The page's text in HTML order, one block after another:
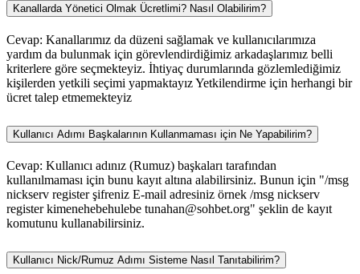
Kanallarda Yönetici Olmak Ücretlimi? Nasıl Olabilirim?
Cevap: Kanallarımız da düzeni sağlamak ve kullanıcılarımıza
yardım da bulunmak için görevlendirdiğimiz arkadaşlarımız belli
kriterlere göre seçmekteyiz. İhtiyaç durumlarında gözlemlediğimiz
kişilerden yetkili seçimi yapmaktayız Yetkilendirme için herhangi bir
ücret talep etmemekteyiz
Kullanıcı Adımı Başkalarının Kullanmaması için Ne Yapabilirim?
Cevap: Kullanıcı adınız (Rumuz) başkaları tarafından
kullanılmaması için bunu kayıt altına alabilirsiniz. Bunun için "/msg
nickserv register şifreniz E-mail adresiniz örnek /msg nickserv
register kimenehebehulebe tunahan@sohbet.org" şeklin de kayıt
komutunu kullanabilirsiniz.
Kullanıcı Nick/Rumuz Adımı Sisteme Nasıl Tanıtabilirim?